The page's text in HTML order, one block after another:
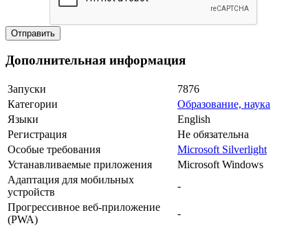
Дополнительная информация
Запуски
7876
Категории
Образование, наука
Языки
English
Регистрация
Не обязательна
Особые требования
Microsoft Silverlight
Устанавливаемые приложения
Microsoft Windows
Адаптация для мобильных
устройств
-
Прогрессивное веб-приложение
(PWA)
-